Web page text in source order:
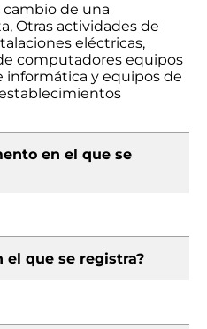
cambio de una
Otras actividades de
eléctricas,
computadores equipos
informática y equipos de
en el que se
el que se registra?